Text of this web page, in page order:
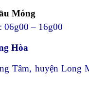
Móng
06g00 – 16g00
Hòa
Tâm, huyện Long